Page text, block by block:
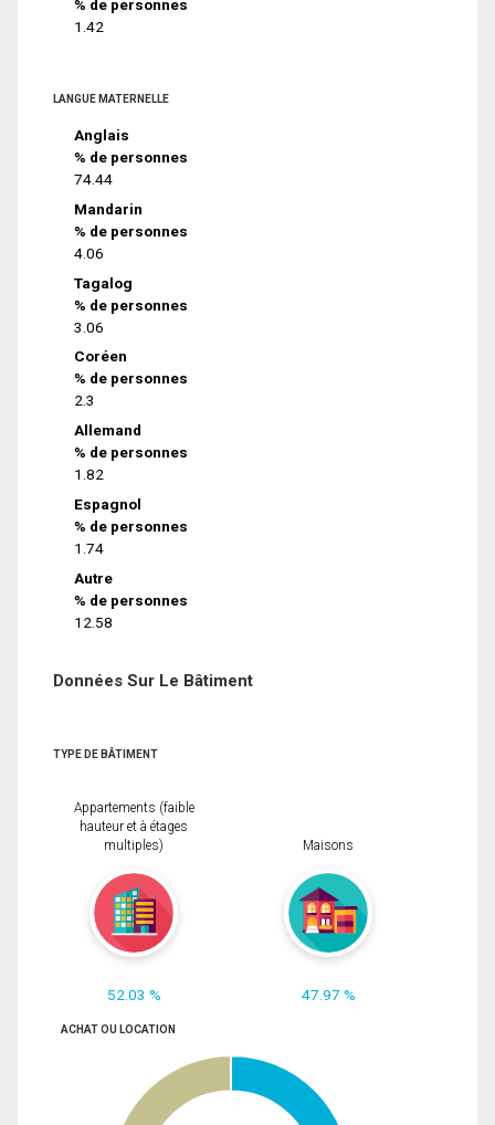
% de personnes
1.42
LANGUE MATERNELLE
Anglais
% de personnes
74.44
Mandarin
% de personnes
4.06
Tagalog
% de personnes
3.06
Coréen
% de personnes
2.3
Allemand
% de personnes
1.82
Espagnol
% de personnes
1.74
Autre
% de personnes
12.58
Données Sur Le Bâtiment
TYPE DE BÂTIMENT
Appartements (faible
hauteur et à étages
multiples)
52.03 %
Maisons
47.97 %
ACHAT OU LOCATION